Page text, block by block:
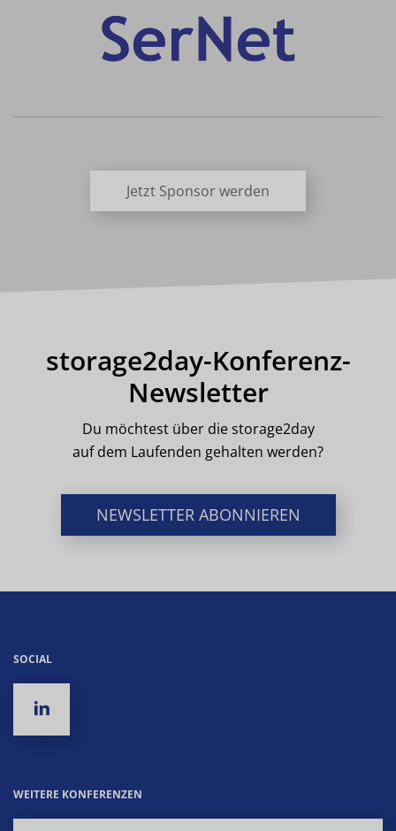
Jetzt Sponsor werden
storage2day-Konferenz-
Newsletter
Du möchtest über die storage2day
auf dem Laufenden gehalten werden?
NEWSLETTER ABONNIEREN
SOCIAL
WEITERE KONFERENZEN